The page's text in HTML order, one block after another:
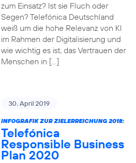
zum Einsatz? Ist sie Fluch oder
Segen? Telefónica Deutschland
weiß um die hohe Relevanz von KI
im Rahmen der Digitalisierung und
wie wichtig es ist, das Vertrauen der
Menschen in […]
30. April 2019
INFOGRAFIK ZUR ZIELERREICHUNG 2018:
Telefónica
Responsible Business
Plan 2020